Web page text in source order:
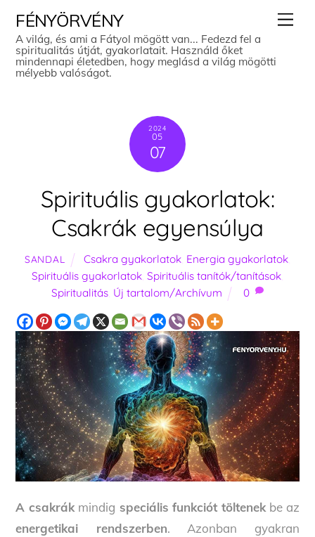
content
FÉNYÖRVÉNY
A világ, és ami a Fátyol mögött van... Fedezd fel a
spiritualitás útját, gyakorlatait. Használd őket
mindennapi életedben, hogy meglásd a világ mögötti
mélyebb valóságot.
2024
05
07
Spirituális gyakorlatok:
Csakrák egyensúlya
SANDAL Csakra gyakorlatok, Energia gyakorlatok,
Spirituális gyakorlatok Spirituális tanítók/tanítások
Spiritualitás, Új tartalom/Archívum 0
A csakrák mindig speciális funkciót töltenek be az
energetikai rendszerben. Azonban gyakran